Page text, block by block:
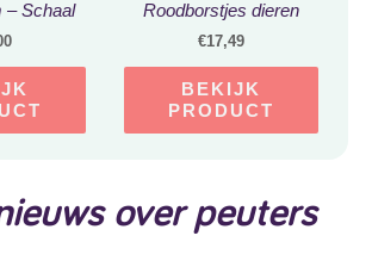
– Schaal
–
Roodborstjes dieren
knuffels – Speelgoed
€17,49
BEKIJK
PRODUCT
over peuters